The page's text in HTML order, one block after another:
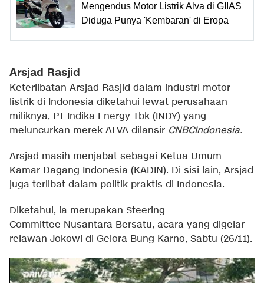
Mengendus Motor Listrik Alva di GIIAS
Diduga Punya 'Kembaran' di Eropa
Arsjad Rasjid
Keterlibatan Arsjad Rasjid dalam industri motor
listrik di Indonesia diketahui lewat perusahaan
miliknya, PT Indika Energy Tbk (INDY) yang
meluncurkan merek ALVA dilansir CNBCIndonesia.
Arsjad masih menjabat sebagai Ketua Umum
Kamar Dagang Indonesia (KADIN). Di sisi lain, Arsjad
juga terlibat dalam politik praktis di Indonesia.
Diketahui, ia merupakan Steering
Committee Nusantara Bersatu, acara yang digelar
relawan Jokowi di Gelora Bung Karno, Sabtu (26/11).